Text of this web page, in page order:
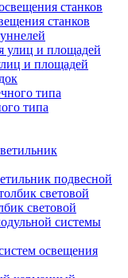
станков
и площадей
типа
подвесной
световой
системы
освещения